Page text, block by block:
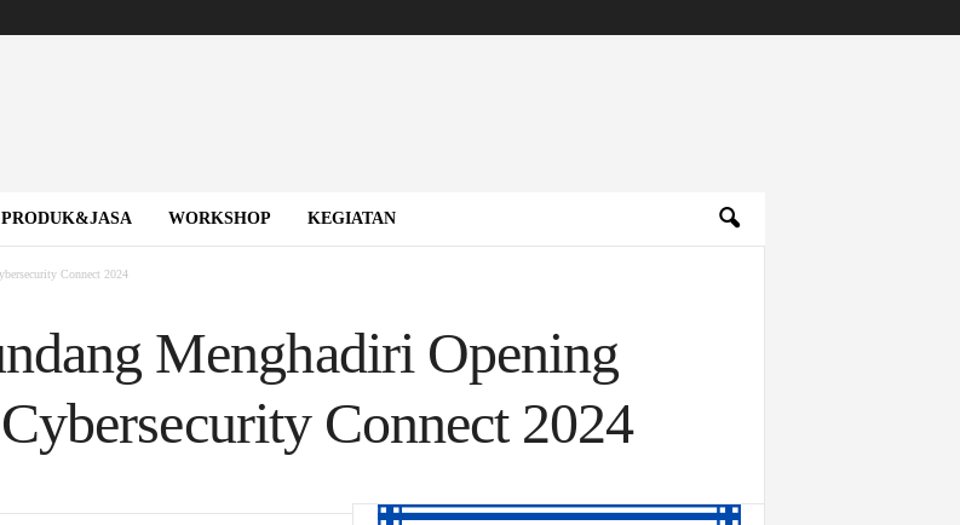
PRODUK&JASA WORKSHOP KEGIATAN
Connect 2024
Menghadiri Opening
Connect 2024